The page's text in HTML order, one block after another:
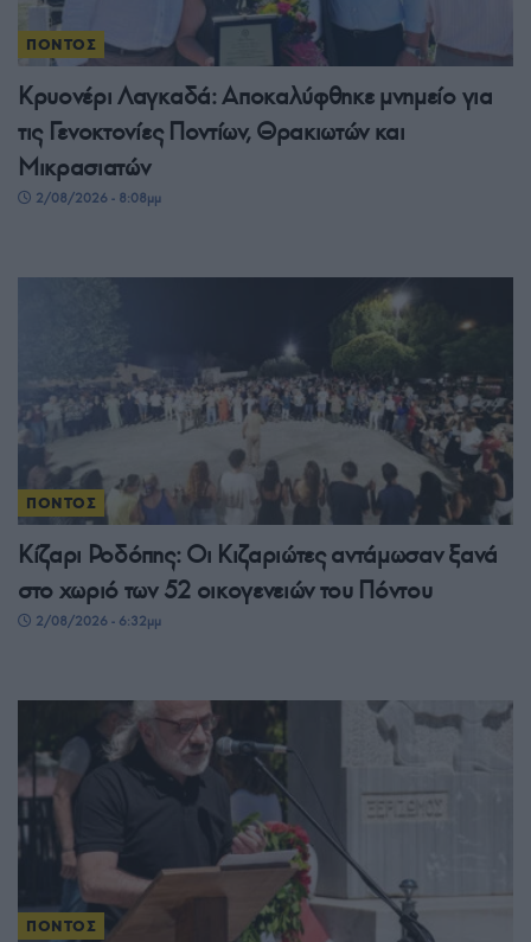
ΠΟΝΤΟΣ
Κρυονέρι Λαγκαδά: Αποκαλύφθηκε μνημείο για
τις Γενοκτονίες Ποντίων, Θρακιωτών και
Μικρασιατών
2/08/2026 - 8:08μμ
ΠΟΝΤΟΣ
Κίζαρι Ροδόπης: Οι Κιζαριώτες αντάμωσαν ξανά
στο χωριό των 52 οικογενειών του Πόντου
2/08/2026 - 6:32μμ
ΠΟΝΤΟΣ